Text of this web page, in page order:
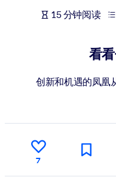
面向人工智能系统
15 分钟阅读
看
创新和机遇的凤凰
7